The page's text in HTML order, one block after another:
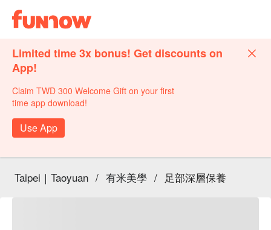
Limited time 3x bonus! Get discounts on
App!
Claim TWD 300 Welcome Gift on your first
time app download!
Use App
Taipei｜Taoyuan / 有米美學 / 足部深層保養